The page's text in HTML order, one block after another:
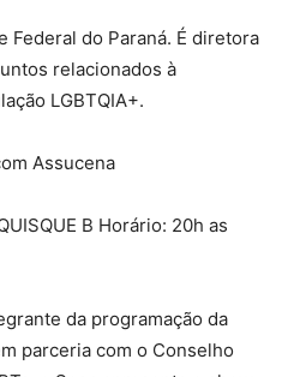
Federal do Paraná. É diretora
relacionados à
LGBTQIA+.
Assucena
B Horário: 20h as
da programação da
parceria com o Conselho